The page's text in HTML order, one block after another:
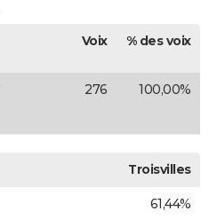
Voix % des voix
276 100,00%
Troisvilles
61,44%